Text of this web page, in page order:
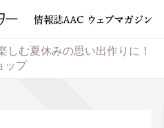
しむ夏休みの思い出作りに！
ップ